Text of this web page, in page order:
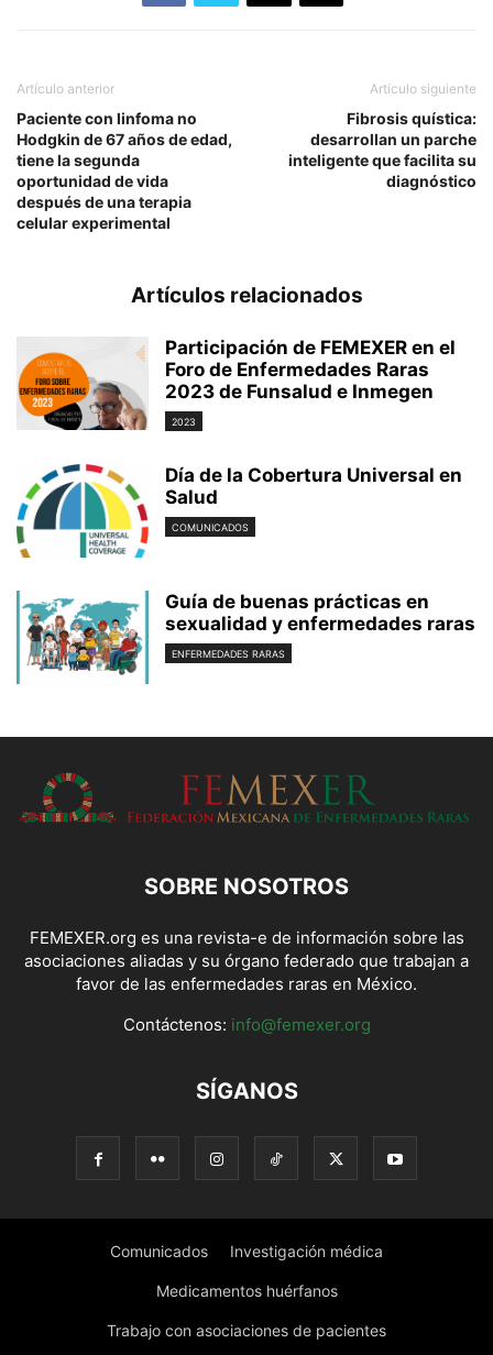
Artículo anterior
Paciente con linfoma no
Hodgkin de 67 años de edad,
tiene la segunda
oportunidad de vida
después de una terapia
celular experimental
Artículo siguiente
Fibrosis quística:
desarrollan un parche
inteligente que facilita su
diagnóstico
Artículos relacionados
Participación de FEMEXER en el
Foro de Enfermedades Raras
2023 de Funsalud e Inmegen
2023
Día de la Cobertura Universal en
Salud
COMUNICADOS
Guía de buenas prácticas en
sexualidad y enfermedades raras
ENFERMEDADES RARAS
SOBRE NOSOTROS
FEMEXER.org es una revista-e de información sobre las
asociaciones aliadas y su órgano federado que trabajan a
favor de las enfermedades raras en México.
Contáctenos: info@femexer.org
SÍGANOS
Comunicados Investigación médica
Medicamentos huérfanos
Trabajo con asociaciones de pacientes